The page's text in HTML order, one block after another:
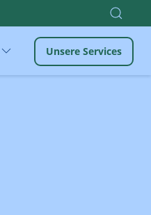
Unsere Services